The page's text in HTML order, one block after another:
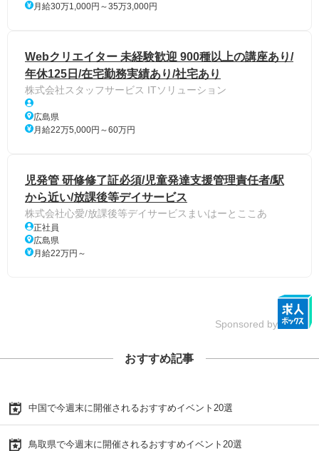
月給30万1,000円～35万3,000円
Webクリエイター 未経験歓迎 900種以上の講座あり/
年休125日/在宅勤務実績あり/社宅あり
株式会社スタッフサービス ITソリューション
広島県
月給22万5,000円～60万円
児発管 研修修了証必須/児童発達支援管理責任者/駅
から近い/放課後等デイサービス
株式会社心愛/放課後等デイサービスまいはーとここあ
正社員
広島県
月給22万円～
Sponsored by
おすすめ記事
中国で今週末に開催されるおすすめイベント20選
鳥取県で今週末に開催されるおすすめイベント20選